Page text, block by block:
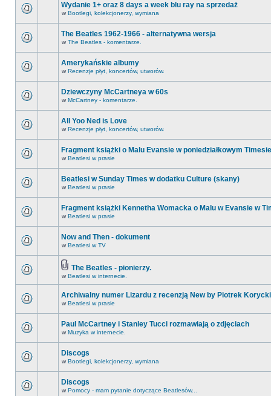
Wydanie 1+ oraz 8 days a week blu ray na sprzedaż
w Bootlegi, kolekcjonerzy, wymiana
The Beatles 1962-1966 - alternatywna wersja
w The Beatles - komentarze.
Amerykańskie albumy
w Recenzje płyt, koncertów, utworów.
Dziewczyny McCartneya w 60s
w McCartney - komentarze.
All Yoo Ned is Love
w Recenzje płyt, koncertów, utworów.
Fragment książki o Malu Evansie w poniedziałkowym Timesie
w Beatlesi w prasie
Beatlesi w Sunday Times w dodatku Culture (skany)
w Beatlesi w prasie
Fragment książki Kennetha Womacka o Malu w Evansie w
w Beatlesi w prasie
Now and Then - dokument
w Beatlesi w TV
The Beatles - pionierzy.
w Beatlesi w internecie.
Archiwalny numer Lizardu z recenzją New by Piotrek Korycki
w Beatlesi w prasie
Paul McCartney i Stanley Tucci rozmawiają o zdjęciach
w Muzyka w internecie.
Discogs
w Bootlegi, kolekcjonerzy, wymiana
Discogs
w Pomocy - mam pytanie dotyczące Beatlesów...